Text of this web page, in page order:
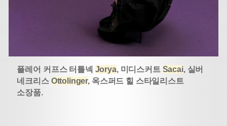
플레어 커프스 터틀넥 Jorya, 미디스커트 Sacai, 실버
네크리스 Ottolinger, 옥스퍼드 힐 스타일리스트
소장품.